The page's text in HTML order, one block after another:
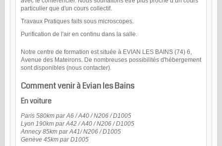
particulier que d'un cours collectif.
Travaux Pratiques faits sous microscopes.
Purification de l'air en continu dans la salle.
Notre centre de formation est située à EVIAN LES BAINS (74) 6,
Avenue des Mateirons. De nombreuses possibilités d'hébergement
sont disponibles (nous contacter).
Comment venir à Evian les Bains
En voiture
Paris 580km par A6 / A40 / N206 / D1005
Lyon 190km par A42 / A40 / N206 / D1005
Annecy 85km par A41/ N206 / D1005
Genève 45km par D1005